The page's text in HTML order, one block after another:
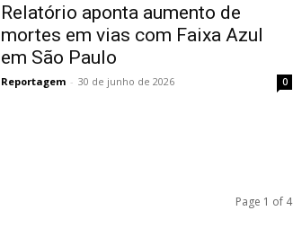
Relatório aponta aumento de
mortes em vias com Faixa Azul
em São Paulo
Reportagem - 30 de junho de 2026 0
Page 1 of 4